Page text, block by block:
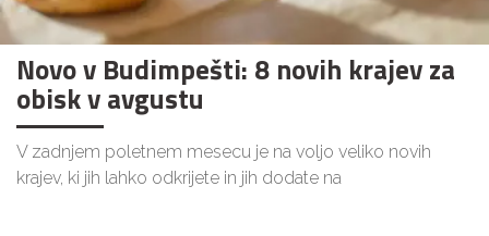
Novo v Budimpešti: 8 novih krajev za
obisk v avgustu
V zadnjem poletnem mesecu je na voljo veliko novih
krajev, ki jih lahko odkrijete in jih dodate na